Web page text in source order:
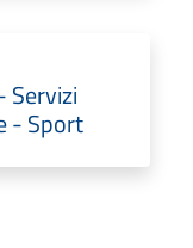
- Sport